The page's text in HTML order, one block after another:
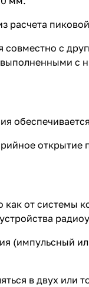
расчета
совместно с
с
от системы
(импульсный
в двух или